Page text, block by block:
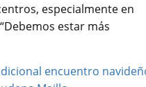
especialmente en
estar más